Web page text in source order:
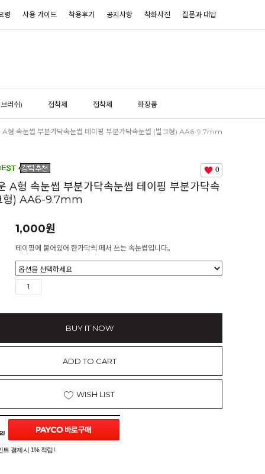
령 사용 가이드 착용후기 공지사항 착화사진 질문과 대답
러쉬) 접착제 접착제 화장품
형 속눈썹 부분가닥속눈썹 테이핑 부분가닥속눈썹 (벌크형) AA6-9.7mm
0
A형 속눈썹 부분가닥속눈썹 테이핑 부분가닥속
형) AA6-9.7mm
1,000원
테이핑에 붙어있어 한가닥씩 떼서 쓰는 속눈썹입니다。
BUY IT NOW
ADD TO CART
WISH LIST
트 결제시 1% 적립!